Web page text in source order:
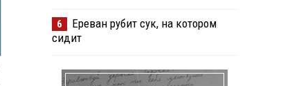
6
Ереван рубит сук, на котором
сидит